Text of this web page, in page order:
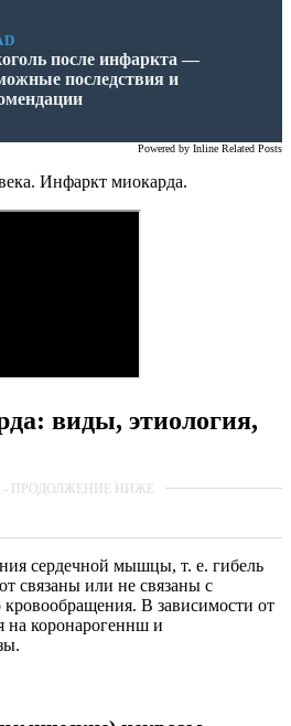
после инфаркта —
последствия и
Powered by Inline Related Posts
Инфаркт миокарда.
виды, этиология,
сердечной мышцы, т. е. гибель
связаны или не связаны с
В зависимости от
на коронарогеннш и